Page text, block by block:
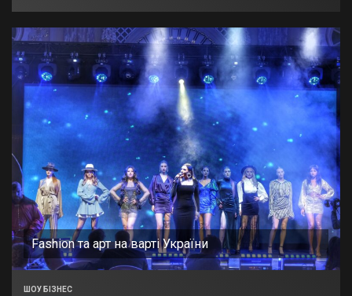
Fashion та арт на варті України
ШОУ БІЗНЕС